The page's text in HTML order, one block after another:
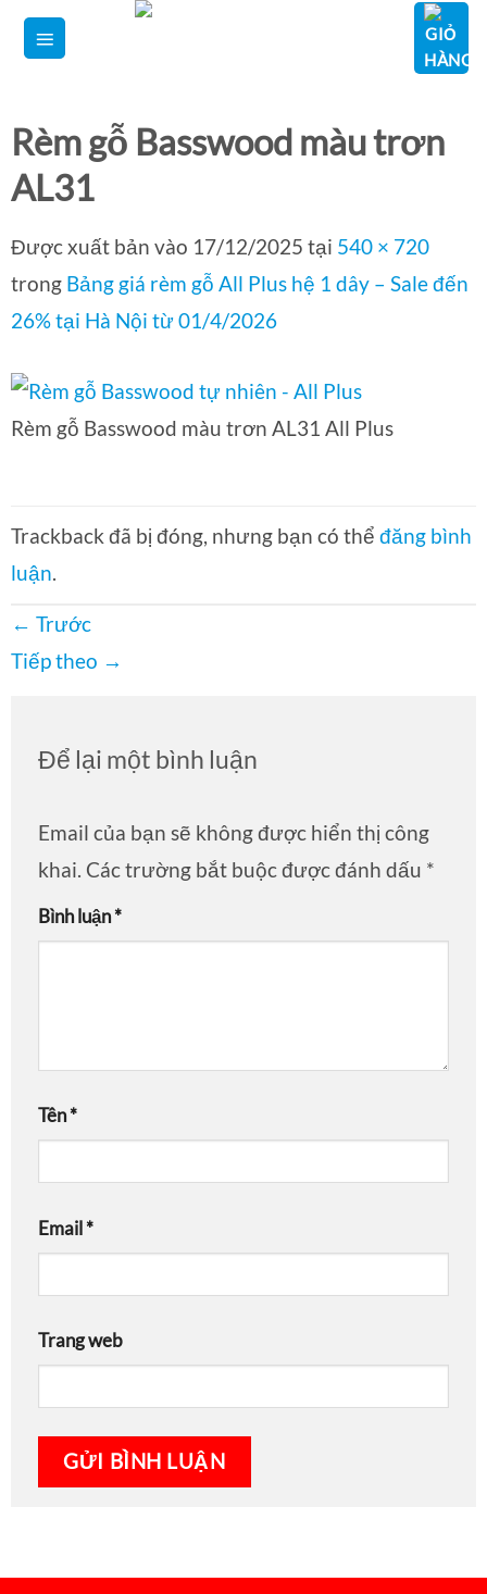
qua
dung
Rèm gỗ Basswood màu trơn
AL31
Được xuất bản vào 17/12/2025 tại 540 × 720
trong Bảng giá rèm gỗ All Plus hệ 1 dây – Sale đến
26% tại Hà Nội từ 01/4/2026
Rèm gỗ Basswood màu trơn AL31 All Plus
Trackback đã bị đóng, nhưng bạn có thể đăng bình
luận
← Trước
Tiếp theo →
Để lại một bình luận
Email của bạn sẽ không được hiển thị công
khai. Các trường bắt buộc được đánh dấu *
Bình luận*
Tên*
Email*
Trang web